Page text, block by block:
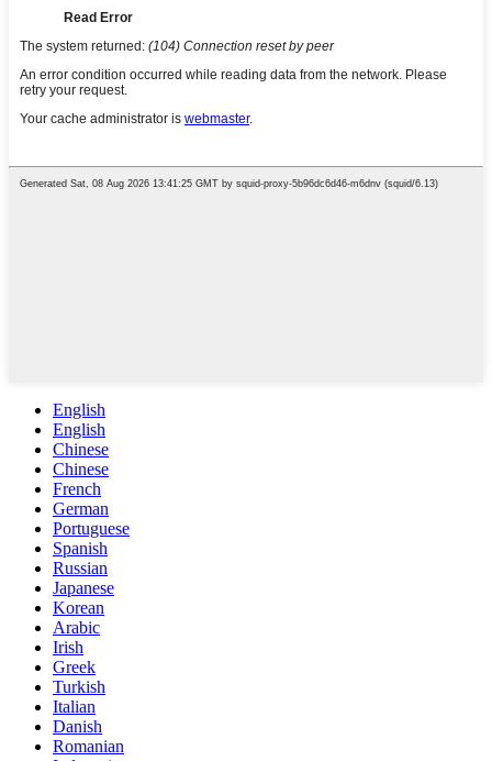
English
English
Chinese
Chinese
French
German
Portuguese
Spanish
Russian
Japanese
Korean
Arabic
Irish
Greek
Turkish
Italian
Danish
Romanian